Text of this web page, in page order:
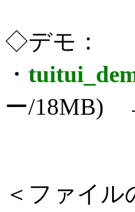
◇デモ：
・
ー/
＜ファイ